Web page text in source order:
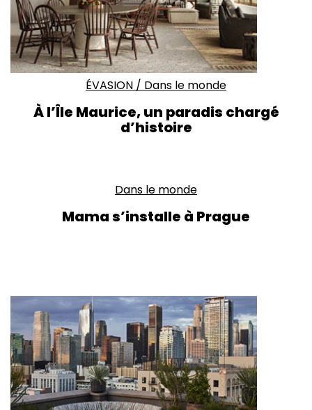
ÉVASION / Dans le monde
À l’Île Maurice,un paradis chargé
d’histoire
Dans le monde
Mama s’installe à Prague